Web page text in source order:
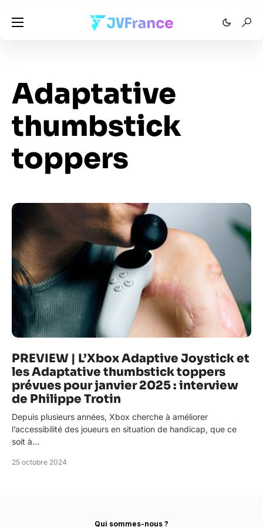
Adaptative
thumbstick
toppers
PREVIEW | L’Xbox Adaptive Joystick et
les Adaptative thumbstick toppers
prévues pour janvier 2025 : interview
de Philippe Trotin
Depuis plusieurs années, Xbox cherche à améliorer
l’accessibilité des joueurs en situation de handicap, que ce
soit à…
25 octobre 2024
Qui sommes-nous ?